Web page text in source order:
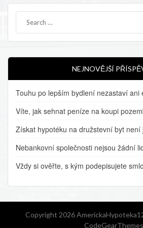
NEJNOVĚJŠÍ
Touhu po lepším bydlení nezastaví ani
Víte, jak sehnat peníze na koupi
Získat hypotéku na družstevní byt není
Nebankovní společnosti nejsou žádní
Vždy si ověřte, s kým podepisujete
Copyright 2026
CodeGearThemes